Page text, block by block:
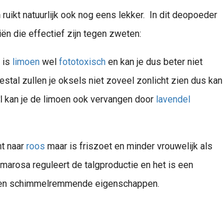
natuurlijk ook nog eens lekker. In dit deopoeder
die effectief zijn tegen zweten:
is limoen wel fototoxisch en kan je dus beter niet
zullen je oksels niet zoveel zonlicht zien dus kan
je de limoen ook vervangen door lavendel
naar roos maar is friszoet en minder vrouwelijk als
reguleert de talgproductie en het is een
schimmelremmende eigenschappen.